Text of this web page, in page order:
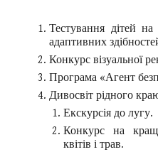
Тестування дітей
адаптивних
Конкурс візуальної
Програма «Агент
Дивосвіт рідного
Екскурсія до лугу.
Конкурс на
квітів і трав.